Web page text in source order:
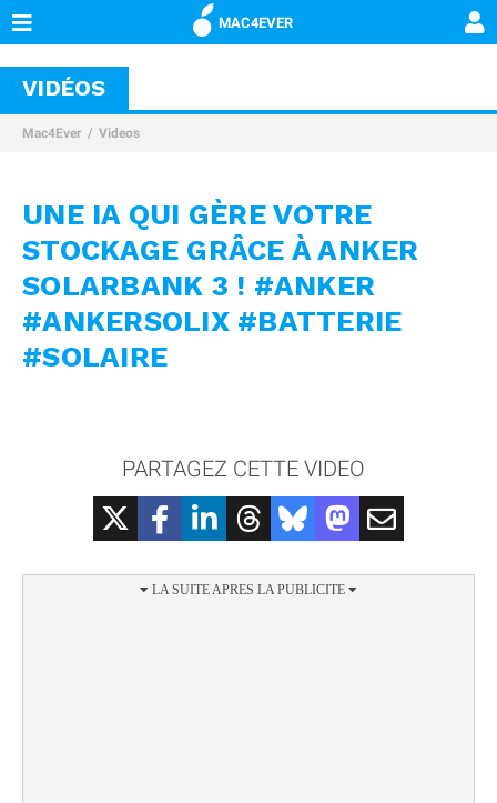
MAC4EVER
VIDÉOS
Mac4Ever Videos
UNE IA QUI GÈRE VOTRE
STOCKAGE GRÂCE À ANKER
SOLARBANK 3 ! #ANKER
#ANKERSOLIX #BATTERIE
#SOLAIRE
PARTAGEZ CETTE VIDEO